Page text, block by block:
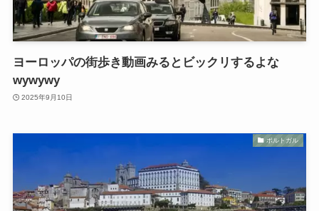
ヨーロッパの街歩き動画みるとビックリするよな
wywywy
2025年9月10日
ポルトガル